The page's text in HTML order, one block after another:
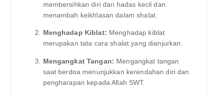
membersihkan diri dari hadas kecil dan
menambah keikhlasan dalam shalat.
Menghadap Kiblat: Menghadap kiblat
merupakan tata cara shalat yang dianjurkan.
Mengangkat Tangan: Mengangkat tangan
saat berdoa menunjukkan kerendahan diri dan
pengharapan kepada Allah SWT.